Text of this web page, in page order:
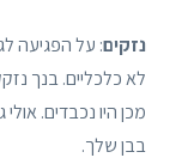
נזקים: על הפגיעה
לא כלכליים. בנך
מכן היו נכבדים.
בבן שלך.